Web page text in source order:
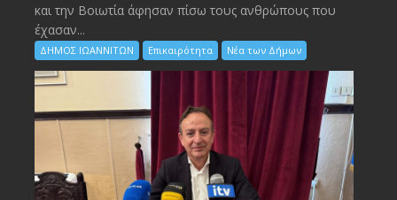
και την Bοιωτία άφησαν πίσω τους ανθρώπους που
έχασαν...
ΔΗΜΟΣ ΙΩΑΝΝΙΤΩΝ Επικαιρότητα Νέα των Δήμων